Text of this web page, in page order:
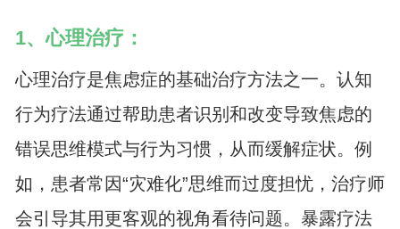
1、心理治疗：
心理治疗是焦虑症的基础治疗方法之一。认知
行为疗法通过帮助患者识别和改变导致焦虑的
错误思维模式与行为习惯，从而缓解症状。例
如，患者常因“灾难化”思维而过度担忧，治疗师
会引导其用更客观的视角看待问题。暴露疗法